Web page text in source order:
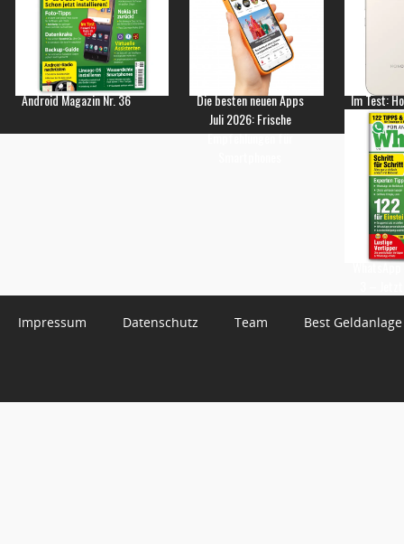
Android Magazin Nr. 36
Die besten neuen Apps
Juli 2026: Frische
Empfehlungen für
Im Test:
Impressum Datenschutz Team Best Geldanlage